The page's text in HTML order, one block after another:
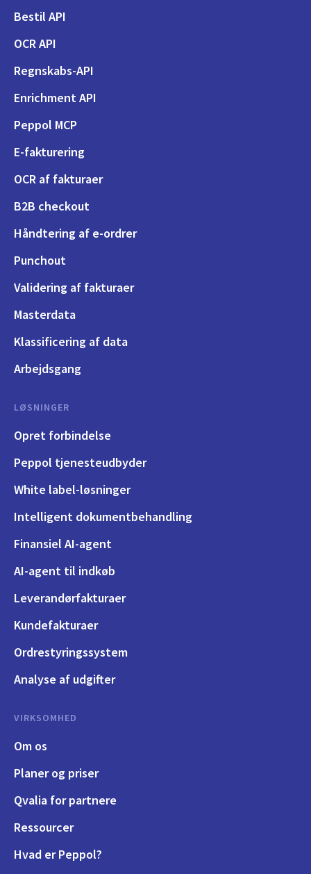
Bestil API
OCR API
Regnskabs-API
Enrichment API
Peppol MCP
E-fakturering
OCR af fakturaer
B2B checkout
Håndtering af e-ordrer
Punchout
Validering af fakturaer
Masterdata
Klassificering af data
Arbejdsgang
LØSNINGER
Opret forbindelse
Peppol tjenesteudbyder
White label-løsninger
Intelligent dokumentbehandling
Finansiel AI-agent
AI-agent til indkøb
Leverandørfakturaer
Kundefakturaer
Ordrestyringssystem
Analyse af udgifter
VIRKSOMHED
Om os
Planer og priser
Qvalia for partnere
Ressourcer
Hvad er Peppol?